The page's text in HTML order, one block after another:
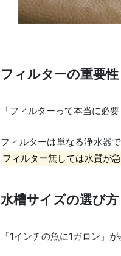
フィルターの重要性
「フィルターって本当に必
フィルターは単なる浄水器
フィルター無しでは水質が
水槽サイズの選び方
「1インチの魚に1ガロン」が